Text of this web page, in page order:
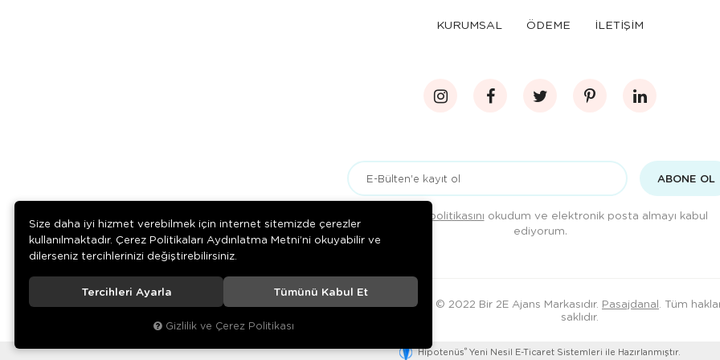
KURUMSAL ÖDEME İLETİŞİM
ABONE OL
Gizlilik politikasını okudum ve elektronik posta almayı kabul
ediyorum.
© 2022 Bir 2E Ajans Markasıdır. Pasajdanal . Tüm
saklıdır.
Hipotenüs® Yeni Nesil E-Ticaret Sistemleri ile Hazırlanmıştır.
Size daha iyi hizmet verebilmek için internet sitemizde çerezler
kullanılmaktadır. Çerez Politikaları Aydınlatma Metni’ni okuyabilir ve
dilerseniz tercihlerinizi değiştirebilirsiniz.
Tercihleri Ayarla Tümünü Kabul Et
Gizlilik ve Çerez Politikası